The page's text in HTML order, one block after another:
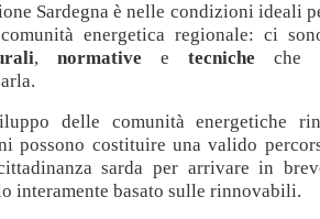
Sardegna è nelle condizioni ideali
energetica regionale: ci
, normative e tecniche che
delle comunità energetiche
possono costituire una valido
sarda per arrivare in
interamente basato sulle rinnovabili.